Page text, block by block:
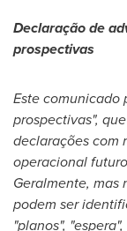
Declaração de
prospectivas
Este comunicado
prospectivas",
declarações com
operacional
Geralmente, mas
podem ser
"planos",